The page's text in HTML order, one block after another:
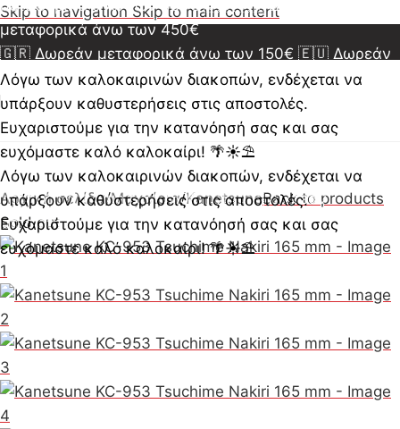
Skip to navigation Skip to main content
μεταφορικά άνω των 350€🇺🇸🇨🇦 Δωρεάν
μεταφορικά άνω των 450€
🇬🇷 Δωρεάν μεταφορικά άνω των 150€ 🇪🇺 Δωρεάν
μεταφορικά άνω των 350€🇺🇸🇨🇦 Δωρεάν
μεταφορικά άνω των 450€🇬🇷 Δωρεάν μεταφορικά
άνω των 150€🇪🇺 Δωρεάν μεταφορικά άνω των
350€🇺🇸🇨🇦 Δωρεάν μεταφορικά άνω των 450€
🇬🇷 Δωρεάν μεταφορικά άνω των 150€🇪🇺 Δωρεάν
μεταφορικά άνω των 350€🇺🇸🇨🇦 Δωρεάν
μεταφορικά άνω των 450€
Λόγω των καλοκαιρινών διακοπών, ενδέχεται να
υπάρξουν καθυστερήσεις στις αποστολές.
Ευχαριστούμε για την κατανόησή σας και σας
ευχόμαστε καλό καλοκαίρι! 🌴☀️⛱️
Λόγω των καλοκαιρινών διακοπών, ενδέχεται να
υπάρξουν καθυστερήσεις στις αποστολές.
Ευχαριστούμε για την κατανόησή σας και σας
ευχόμαστε καλό καλοκαίρι! 🌴☀️⛱️
Αρχική σελίδα/Μαχαίρια/KanetsuneBack to products
Sold out